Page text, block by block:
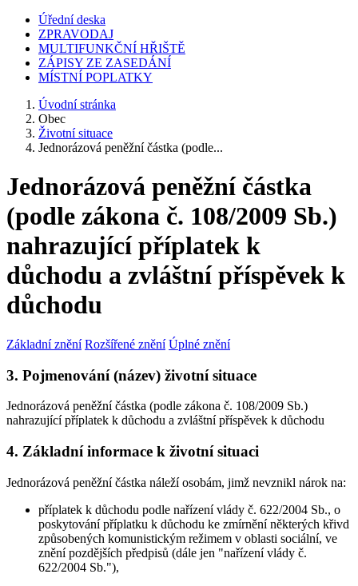
Úřední deska
ZPRAVODAJ
MULTIFUNKČNÍ HŘIŠTĚ
ZÁPISY ZE ZASEDÁNÍ
MÍSTNÍ POPLATKY
Úvodní stránka
Obec
Životní situace
Jednorázová peněžní částka (podle...
Jednorázová peněžní částka
(podle zákona č. 108/2009 Sb.)
nahrazující příplatek k
důchodu a zvláštní příspěvek k
důchodu
Základní znění Rozšířené znění Úplné znění
3. Pojmenování (název) životní situace
Jednorázová peněžní částka (podle zákona č. 108/2009 Sb.)
nahrazující příplatek k důchodu a zvláštní příspěvek k důchodu
4. Základní informace k životní situaci
Jednorázová peněžní částka náleží osobám, jimž nevznikl nárok na:
příplatek k důchodu podle nařízení vlády č. 622/2004 Sb., o
poskytování příplatku k důchodu ke zmírnění některých křivd
způsobených komunistickým režimem v oblasti sociální, ve
znění pozdějších předpisů (dále jen "nařízení vlády č.
622/2004 Sb."),